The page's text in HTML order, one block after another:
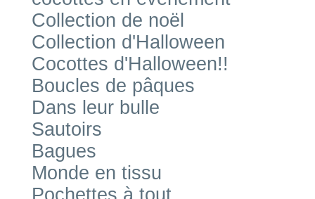
Collection de noël
Collection d'Halloween
Cocottes d'Halloween!!
Boucles de pâques
Dans leur bulle
Sautoirs
Bagues
Monde en tissu
Pochettes à tout